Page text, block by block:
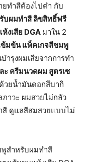
ยทำสีต้องไปตำ กับ
บผมทำสี ลิขสิทธิ์ฟรี
งเสีย DGA มาใน 2
ข้มข้น แพ็คเกจสีชมพู
รุงผมเสียจากการทำ
ะ ครีมนวดผม สูตรเซ
วยน้ำมันดอกสึบากิ
าวะ ผมสวยไม่กลัว
สี ดูแลสีสมสวยแบบไม่
พูสำหรับผมทำสี